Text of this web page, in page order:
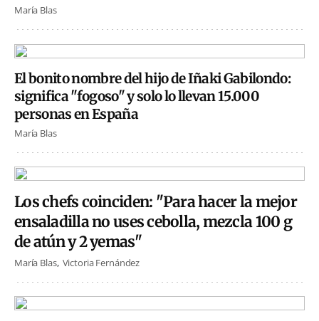
María Blas
El bonito nombre del hijo de Iñaki Gabilondo:
significa "fogoso" y solo lo llevan 15.000
personas en España
María Blas
Los chefs coinciden: "Para hacer la mejor
ensaladilla no uses cebolla, mezcla 100 g
de atún y 2 yemas"
María Blas Victoria Fernández